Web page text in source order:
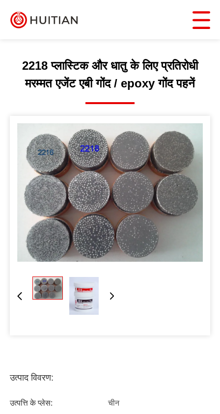
2218 प्लास्टिक और धातु के लिए प्रतिरोधी
मरम्मत एजेंट एबी गोंद / epoxy गोंद पहनें
उत्पाद विवरण:
उत्पत्ति के प्लेस: चीन